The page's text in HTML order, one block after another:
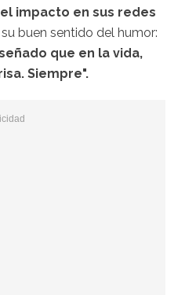
impacto en sus redes
buen sentido del humor:
que en la vida,
Siempre".